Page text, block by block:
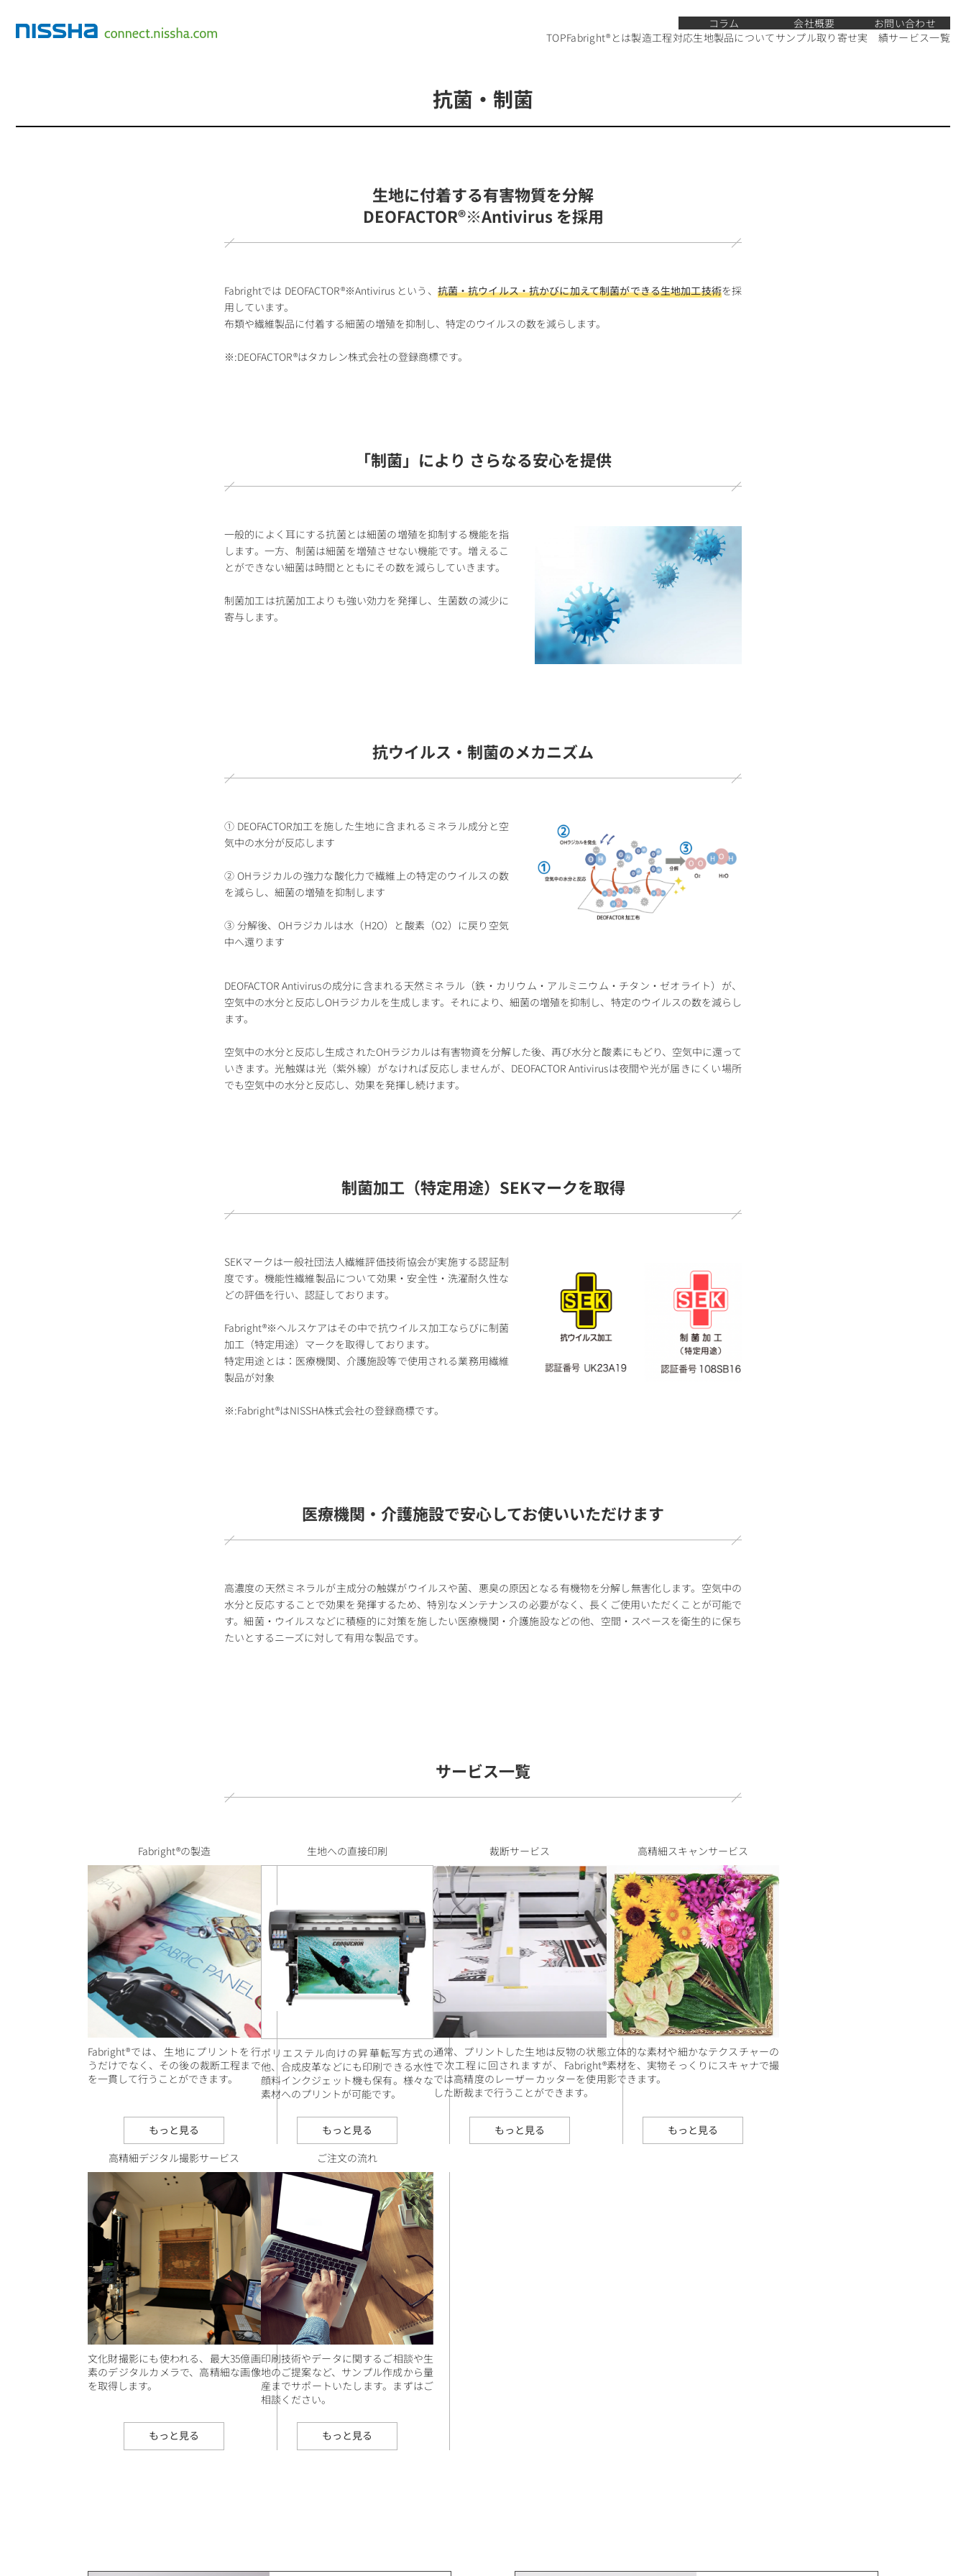
コラム 会社概要
お問い合わせ
TOPFabright®とは製造工程対応生地製品についてサンプル取り寄せ実 績サービス一覧
抗菌・制菌
生地に付着する有害物質を分解
DEOFACTOR®※Antivirus を採用
Fabrightでは DEOFACTOR®※Antivirus という、 抗菌・抗ウイルス・抗かびに加えて制菌ができる生地加工技術を採
用しています。
布類や繊維製品に付着する細菌の増殖を抑制し、特定のウイルスの数を減らします。
※:DEOFACTOR®はタカレン株式会社の登録商標です。
「制菌」により さらなる安心を提供
一般的によく耳にする抗菌とは細菌の増殖を抑制する機能を指
します。一方、制菌は細菌を増殖させない機能です。増えるこ
とができない細菌は時間とともにその数を減らしていきます。
制菌加工は抗菌加工よりも強い効力を発揮し、生菌数の減少に
寄与します。
抗ウイルス・制菌のメカニズム
① DEOFACTOR加⼯を施した⽣地に含まれるミネラル成分と空
気中の⽔分が反応します
② OHラジカルの強⼒な酸化⼒で繊維上の特定のウイルスの数
を減らし、細菌の増殖を抑制します
③ 分解後、OHラジカルは⽔（H2O）と酸素（O2）に戻り空気
中へ還ります
DEOFACTOR Antivirusの成分に含まれる天然ミネラル（鉄・カリウム・アルミニウム・チタン・ゼオライト）が、
空気中の⽔分と反応しOHラジカルを⽣成します。それにより、細菌の増殖を抑制し、特定のウイルスの数を減らし
ます。
空気中の⽔分と反応し⽣成されたOHラジカルは有害物資を分解した後、再び⽔分と酸素にもどり、空気中に還って
いきます。光触媒は光（紫外線）がなければ反応しませんが、DEOFACTOR Antivirusは夜間や光が届きにくい場所
でも空気中の⽔分と反応し、効果を発揮し続けます。
制菌加工（特定用途）SEKマークを取得
SEKマークは⼀般社団法⼈繊維評価技術協会が実施する認証制
度です。機能性繊維製品について効果・安全性・洗濯耐久性な
どの評価を⾏い、認証しております。
Fabright®※ヘルスケアはその中で抗ウイルス加工ならびに制菌
加工（特定用途）マークを取得しております。
特定用途とは：医療機関、介護施設等で使用される業務用繊維
製品が対象
※:Fabright®はNISSHA株式会社の登録商標です。
医療機関・介護施設で安心してお使いいただけます
高濃度の天然ミネラルが主成分の触媒がウイルスや菌、悪臭の原因となる有機物を分解し無害化します。空気中の
水分と反応することで効果を発揮するため、特別なメンテナンスの必要がなく、長くご使用いただくことが可能で
す。細菌・ウイルスなどに積極的に対策を施したい医療機関・介護施設などの他、空間・スペースを衛生的に保ち
たいとするニーズに対して有用な製品です。
サービス一覧
Fabright®の製造
Fabright®では、生地にプリントを行
うだけでなく、その後の裁断工程まで
を一貫して行うことができます。
もっと見る
生地への直接印刷
ポリエステル向けの昇華転写方式の
他、合成皮革などにも印刷できる水性
顔料インクジェット機も保有。様々な
素材へのプリントが可能です。
もっと見る
裁断サービス
通常、プリントした生地は反物の状態
で次工程に回されますが、Fabright®
では高精度のレーザーカッターを使用
した断裁まで行うことができます。
もっと見る
高精細スキャンサービス
立体的な素材や細かなテクスチャーの
素材を、実物そっくりにスキャナで撮
影できます。
もっと見る
高精細デジタル撮影サービス
文化財撮影にも使われる、最大35億画
素のデジタルカメラで、高精細な画像
を取得します。
もっと見る
ご注文の流れ
印刷技術やデータに関するご相談や生
地のご提案など、サンプル作成から量
産までサポートいたします。まずはご
相談ください。
もっと見る